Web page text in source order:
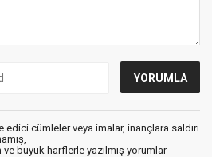
edici cümleler veya imalar, inançlara saldırı
büyük harflerle yazılmış yorumlar